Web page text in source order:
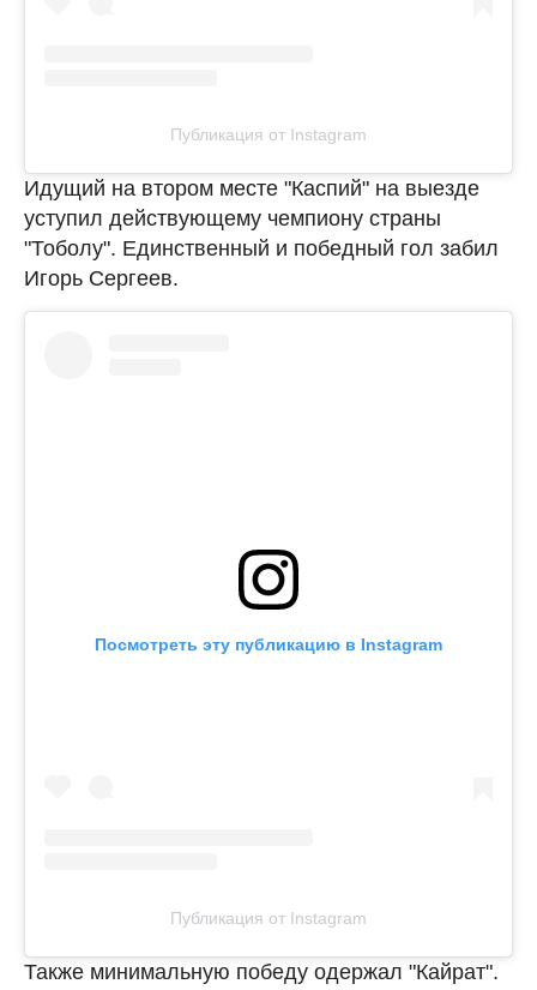
Публикация от Instagram
Идущий на втором месте "Каспий" на выезде
уступил действующему чемпиону страны
"Тоболу". Единственный и победный гол забил
Игорь Сергеев.
Посмотреть эту публикацию в Instagram
Публикация от Instagram
Также минимальную победу одержал "Кайрат".